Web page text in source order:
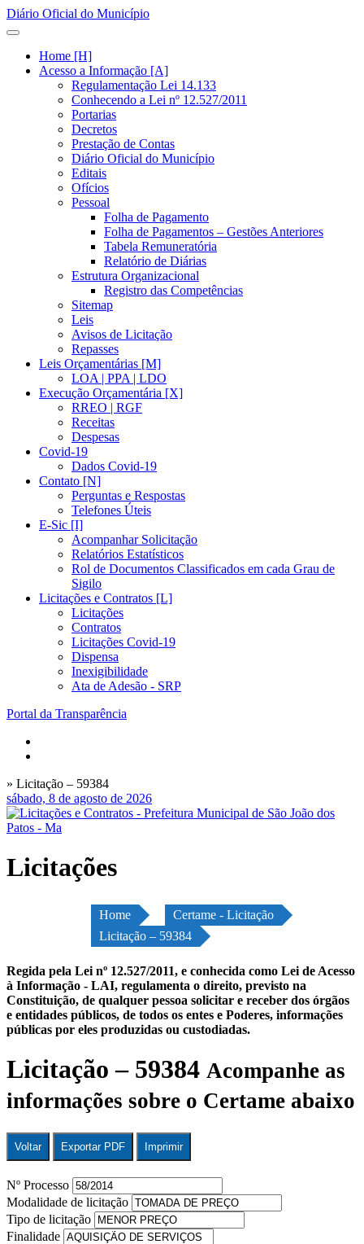
Diário Oficial do Município
Home [H]
Acesso a Informação [A]
Regulamentação Lei 14.133
Conhecendo a Lei nº 12.527/2011
Portarias
Decretos
Prestação de Contas
Diário Oficial do Município
Editais
Ofícios
Pessoal
Folha de Pagamento
Folha de Pagamentos – Gestões Anteriores
Tabela Remuneratória
Relatório de Diárias
Estrutura Organizacional
Registro das Competências
Sitemap
Leis
Avisos de Licitação
Repasses
Leis Orçamentárias [M]
LOA | PPA | LDO
Execução Orçamentária [X]
RREO | RGF
Receitas
Despesas
Covid-19
Dados Covid-19
Contato [N]
Perguntas e Respostas
Telefones Úteis
E-Sic [I]
Acompanhar Solicitação
Relatórios Estatísticos
Rol de Documentos Classificados em cada Grau de
Sigilo
Licitações e Contratos [L]
Licitações
Contratos
Licitações Covid-19
Dispensa
Inexigibilidade
Ata de Adesão - SRP
Portal da Transparência
» Licitação – 59384
sábado, 8 de agosto de 2026
Licitações
Home
Certame - Licitação
Licitação – 59384
Regida pela Lei nº 12.527/2011, e conhecida como Lei de Acesso
à Informação - LAI, regulamenta o direito, previsto na
Constituição, de qualquer pessoa solicitar e receber dos órgãos
e entidades públicos, de todos os entes e Poderes, informações
públicas por eles produzidas ou custodiadas.
Licitação – 59384 Acompanhe as
informações sobre o Certame abaixo
Voltar Exportar PDF Imprimir
Nº Processo
Modalidade de licitação
Tipo de licitação
Finalidade